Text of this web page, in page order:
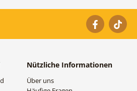
Nützliche Informationen
Über uns